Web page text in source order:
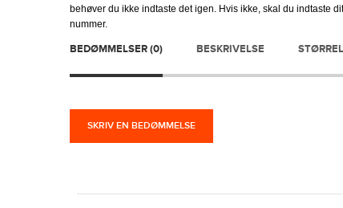
behøver du ikke indtaste det igen. Hvis ikke, skal du indtaste
nummer.
BEDØMMELSER (0) BESKRIVELSE
SKRIV EN BEDØMMELSE